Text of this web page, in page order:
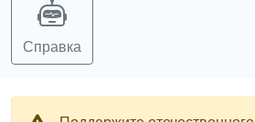
Справка